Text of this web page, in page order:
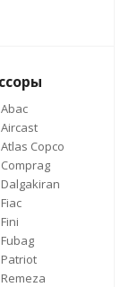
Copco